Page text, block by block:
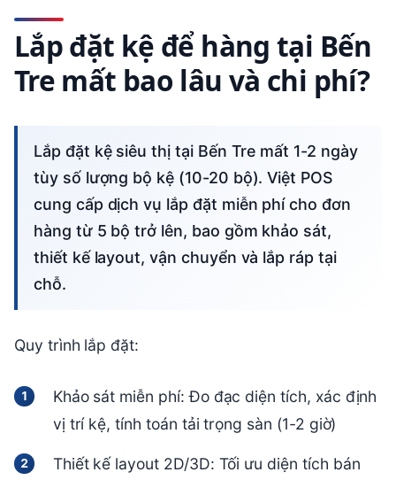
Lắp đặt kệ để hàng tại Bến
Tre mất bao lâu và chi phí?
Lắp đặt kệ siêu thị tại Bến Tre mất 1-2 ngày
tùy số lượng bộ kệ (10-20 bộ). Việt POS
cung cấp dịch vụ lắp đặt miễn phí cho đơn
hàng từ 5 bộ trở lên, bao gồm khảo sát,
thiết kế layout, vận chuyển và lắp ráp tại
chỗ.
Quy trình lắp đặt:
Khảo sát miễn phí: Đo đạc diện tích, xác định
vị trí kệ, tính toán tải trọng sàn (1-2 giờ)
Thiết kế layout 2D/3D: Tối ưu diện tích bán